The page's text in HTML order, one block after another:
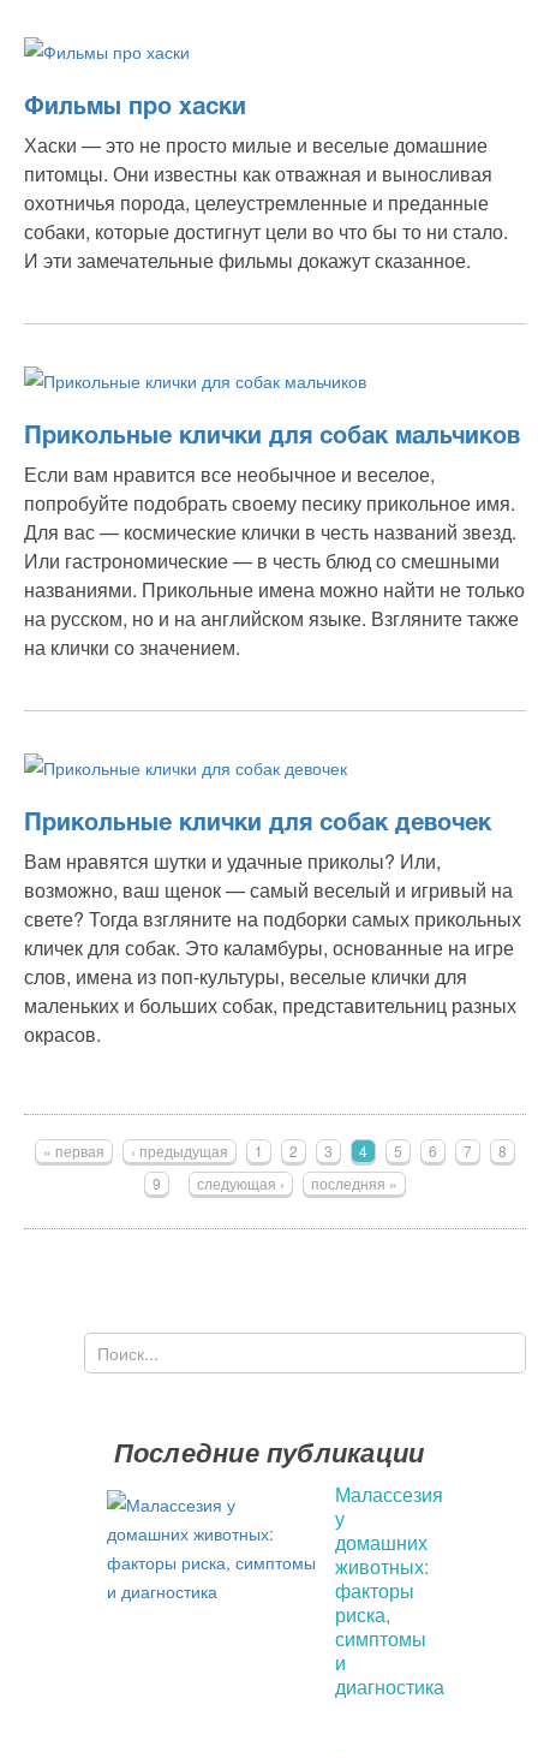
Фильмы про хаски
Хаски — это не просто милые и веселые домашние
питомцы. Они известны как отважная и выносливая
охотничья порода, целеустремленные и преданные
собаки, которые достигнут цели во что бы то ни стало.
И эти замечательные фильмы докажут сказанное.
Прикольные клички для собак мальчиков
Если вам нравится все необычное и веселое,
попробуйте подобрать своему песику прикольное имя.
Для вас — космические клички в честь названий звезд.
Или гастрономические — в честь блюд со смешными
названиями. Прикольные имена можно найти не только
на русском, но и на английском языке. Взгляните также
на клички со значением.
Прикольные клички для собак девочек
Вам нравятся шутки и удачные приколы? Или,
возможно, ваш щенок — самый веселый и игривый на
свете? Тогда взгляните на подборки самых прикольных
кличек для собак. Это каламбуры, основанные на игре
слов, имена из поп-культуры, веселые клички для
маленьких и больших собак, представительниц разных
окрасов.
Страницы
« первая ‹ предыдущая 1 2 3 4 5 6 7
8
9
следующая › последняя »
Форма поиска
Поиск
Последние публикации
Малассезия
у
домашних
животных:
факторы
риска,
симптомы
и
диагностика